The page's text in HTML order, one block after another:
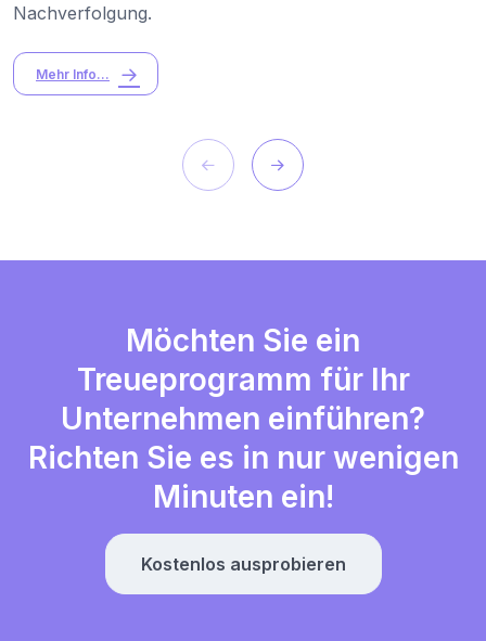
Nachverfolgung.
Mehr Info...
Möchten Sie ein
Treueprogramm für Ihr
Unternehmen einführen?
Richten Sie es in nur wenigen
Minuten ein!
Kostenlos ausprobieren